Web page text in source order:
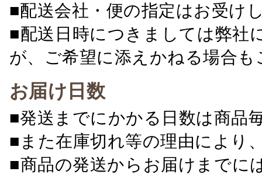
■配送会社・便の指定はお受け
■配送日時につきましては弊社
が、ご希望に添えかねる場合
お届け日数
■発送までにかかる日数は商品
■また在庫切れ等の理由により
■商品の発送からお届けまでに